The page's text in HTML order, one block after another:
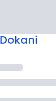
Dokani